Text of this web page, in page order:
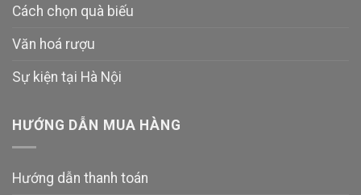
Cách chọn quà biếu
Văn hoá rượu
Sự kiện tại Hà Nội
HƯỚNG DẪN MUA HÀNG
Hướng dẫn thanh toán